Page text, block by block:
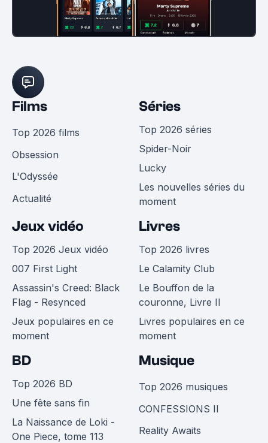
Films
Top 2026 films
Obsession
L'Odyssée
Actualité
Séries
Top 2026 séries
Spider-Noir
Lucky
Les nouvelles séries du
moment
Jeux vidéo
Top 2026 Jeux vidéo
007 First Light
Assassin's Creed: Black
Flag - Resynced
Jeux populaires en ce
moment
Livres
Top 2026 livres
Le Calamity Club
Le Bouffon de la
couronne, Livre II
Livres populaires en ce
moment
BD
Top 2026 BD
Une fête sans fin
La Naissance de Loki -
One Piece, tome 113
Musique
Top 2026 musiques
CONFESSIONS II
Reality Awaits